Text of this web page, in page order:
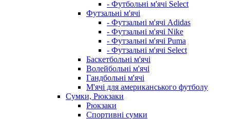
- Футбольні м'ячі Select
Футзальні м'ячі
- Футзальні м'ячі Adidas
- Футзальні м'ячі Nike
- Футзальні м'ячі Puma
- Футзальні м'ячі Select
Баскетбольні м'ячі
Волейбольні м'ячі
Гандбольні м'ячі
М'ячі для американського футболу
Сумки, Рюкзаки
Рюкзаки
Спортивні сумки